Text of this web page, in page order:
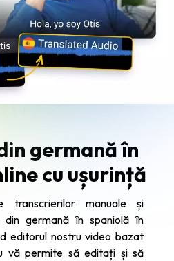
germană în
cu ușurință
transcrierilor manuale și
germană în spaniolă în
editorul nostru video bazat
vă permite să editați și să